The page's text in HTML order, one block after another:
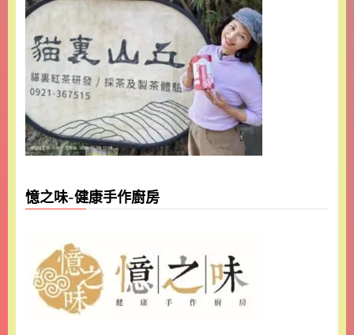
憶之味-健康手作廚房